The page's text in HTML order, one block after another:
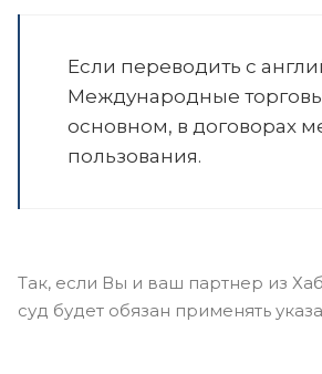
Если переводить с
Международные
основном, в договорах
пользования.
Так, если Вы и ваш партнер из
суд будет обязан применять